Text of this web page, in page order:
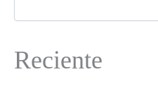
Reciente